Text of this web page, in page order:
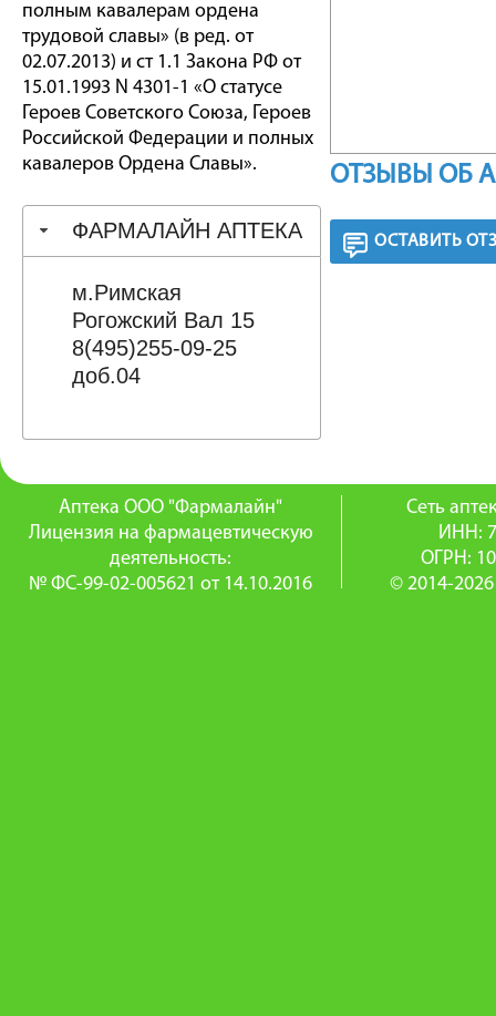
полным кавалерам ордена
трудовой славы» (в ред. от
02.07.2013) и ст 1.1 Закона РФ от
15.01.1993 N 4301-1 «О статусе
Героев Советского Союза, Героев
Российской Федерации и полных
кавалеров Ордена Славы».
ФАРМАЛАЙН АПТЕКА
м.Римская
Рогожский Вал 15
8(495)255-09-25
доб.04
ОТЗЫВЫ ОБ
ОСТАВИТЬ
Аптека ООО "Фармалайн"
Лицензия на фармацевтическую
деятельность:
№ ФС-99-02-005621 от 14.10.2016
Сеть
ИНН:
ОГРН:
© 2014-